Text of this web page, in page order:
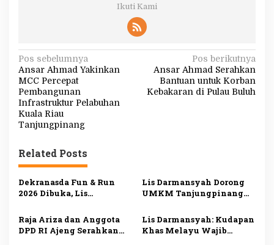
Ikuti Kami
N
a
v
i
g
a
s
i
p
o
s
Pos sebelumnya
Ansar Ahmad Yakinkan
MCC Percepat
Pembangunan
Infrastruktur Pelabuhan
Kuala Riau
Tanjungpinang
Pos berikutnya
Ansar Ahmad Serahkan
Bantuan untuk Korban
Kebakaran di Pulau Buluh
Related Posts
Dekranasda Fun & Run
2026 Dibuka, Lis
UMKM Tanjungpinang
Naik Kelas
Lis Darmansyah Dorong
UMKM Tanjungpinang
Produk Lokal Tembus
Pasar Nasional
Raja Ariza dan Anggota
DPD RI Ajeng Serahkan
Lis Darmansyah: Kudapan
Khas Melayu Wajib